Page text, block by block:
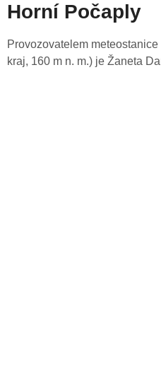
Horní Počaply
Provozovatelem
kraj, 160 m n. m.) je Žaneta